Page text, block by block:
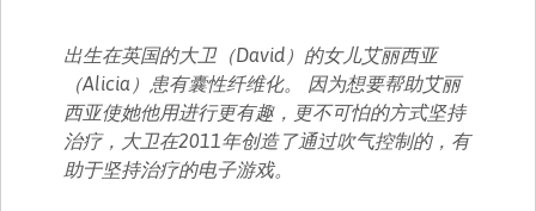
出生在英国的大卫（David）的女儿艾丽西亚
（Alicia）患有囊性纤维化。 因为想要帮助艾丽
西亚使她他用进行更有趣，更不可怕的方式坚持
治疗，大卫在2011年创造了通过吹气控制的，有
助于坚持治疗的电子游戏。